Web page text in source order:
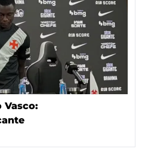
Vasco: